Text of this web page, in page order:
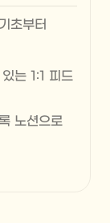
초부터
는 1:1 피드
노션으로